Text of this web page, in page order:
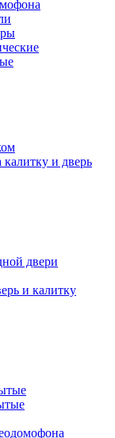
и дверь
двери
и калитку